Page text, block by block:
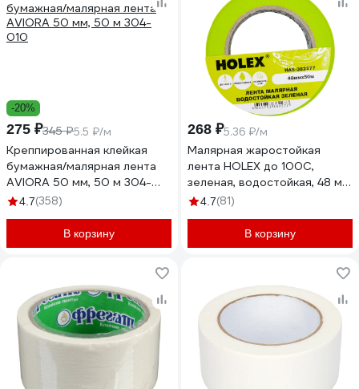
-20%
275 ₽345 ₽5.5 ₽/м
Креппированная клейкая
бумажная/малярная лента
AVIORA 50 мм, 50 м 304-
0104.7(358)
В корзину
268 ₽5.36 ₽/м
Малярная жаростойкая
лента HOLEX до 100С,
зеленая, водостойкая, 48 мм,
50 м HAS-382277
4.7(81)
В корзину